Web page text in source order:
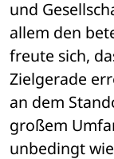
und
allem den
freute sich,
Zielgerade
an dem
großem
unbedingt